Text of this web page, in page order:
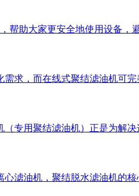
助大家更安全地使用设备，
求，而在线式聚结滤油机可完
专用聚结滤油机）正是为解
滤油机，聚结脱水滤油机的